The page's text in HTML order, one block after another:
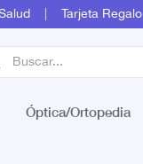
Tarjeta Regalo
Óptica/Ortopedia